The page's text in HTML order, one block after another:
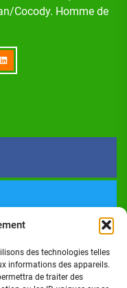
des technologies telles
informations des appareils.
de traiter des
Cocody. Homme de